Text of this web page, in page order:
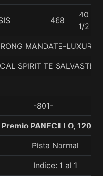
468
40
1/2
MANDATE-
SPIRIT TE SALVASTE
-801-
PANECILLO, 1200
Pista Normal
Indice: 1 al 1